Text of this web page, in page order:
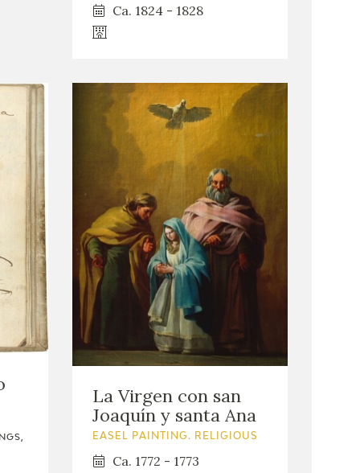
Ca. 1824 - 1828
La Virgen con san
Joaquín y santa Ana
EASEL PAINTING. RELIGIOUS
Ca. 1772 - 1773